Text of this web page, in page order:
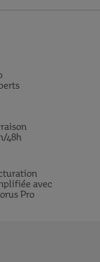
48h
avec
Pro